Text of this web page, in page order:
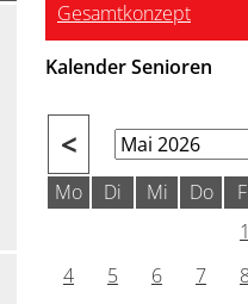
Gesamtkonzept
Kalender Senioren
<
Mo Di Mi Do
1
4
5 6 7